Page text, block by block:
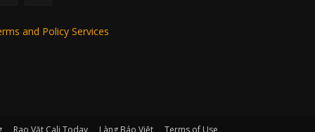
and Policy Services
Rao Vặt Cali Today Làng Báo Việt Terms of Use